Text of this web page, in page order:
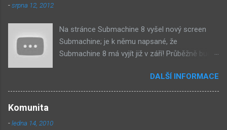
-srpna 12, 2012
Na stránce Submachine 8 vyšel nový screen
Submachine; je k němu napsané, že
Submachine 8 má vyjít již v září! Průběžně budu
zveřejněný materiál ze Submachine 8. Zvukové
pozadí menu. První screen, který se na stránce
DALŠÍ INFORMACE
Komunita
-ledna 14, 2010